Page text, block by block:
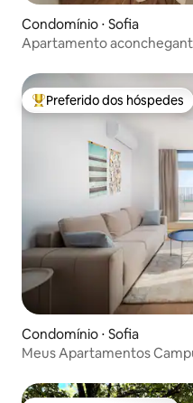
Condomínio ⋅ Sofia
Apartamento
Entre os melhores
Preferido dos hóspedes
Condomínio ⋅ Sofia
Meus Apartamentos